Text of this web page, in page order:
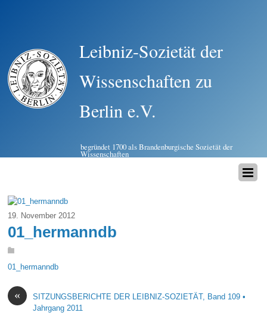
Leibniz-Sozietät der
Wissenschaften zu
Berlin e.V.
begründet 1700 als Brandenburgische Sozietät der
Wissenschaften
19. November 2012
01_hermanndb
01_hermanndb
«
SITZUNGSBERICHTE DER LEIBNIZ-SOZIETÄT, Band 109 •
Jahrgang 2011